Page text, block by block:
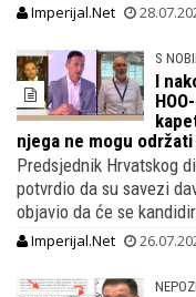
Imperijal.Net
S
I
njega ne mogu
Predsjednik Hrvatskog
potvrdio da su savezi
objavio da će se
Imperijal.Net